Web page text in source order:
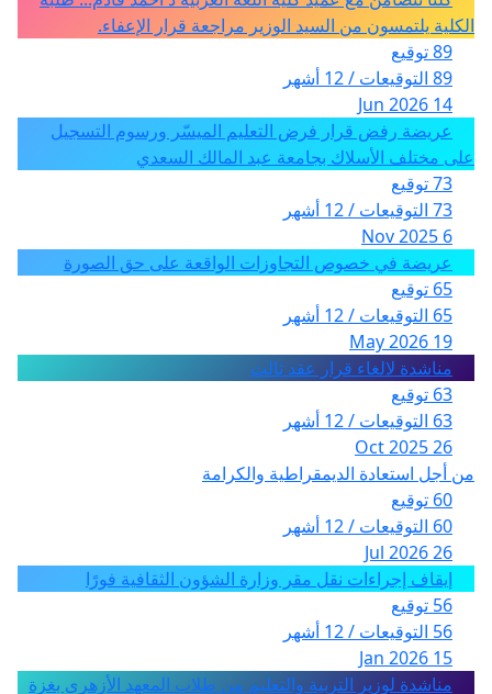
الكلية يلتمسون من السيد الوزير مراجعة قرار الإعفاء.
89 توقيع
89 التوقيعات / 12 أشهر
14 Jun 2026
عريضة رفض قرار فرض التعليم الميسّر ورسوم التسجيل
على مختلف الأسلاك بجامعة عبد المالك السعدي
73 توقيع
73 التوقيعات / 12 أشهر
6 Nov 2025
عريضة في خصوص التجاوزات الواقعة على حق الصورة
65 توقيع
65 التوقيعات / 12 أشهر
19 May 2026
مناشدة لالغاء قرار عقد ثالث
63 توقيع
63 التوقيعات / 12 أشهر
26 Oct 2025
من أجل استعادة الديمقراطية والكرامة
60 توقيع
60 التوقيعات / 12 أشهر
26 Jul 2026
إيقاف إجراءات نقل مقر وزارة الشؤون الثقافية فورًا
56 توقيع
56 التوقيعات / 12 أشهر
15 Jan 2026
مناشدة لوزير التربية والتعليم من طلاب المعهد الأزهري بغزة